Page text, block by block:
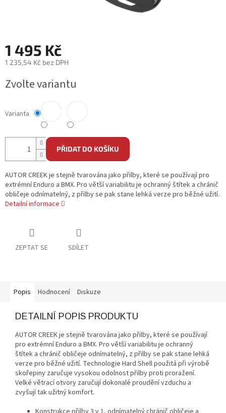
1 495 Kč
1 235,54 Kč bez DPH
cena:
Zvolte variantu
Varianta
PŘIDAT DO KOŠÍKU
AUTOR CREEK je stejně tvarována jako přilby, které se používají pro
extrémní Enduro a BMX. Pro větší variabilitu je ochranný štítek a chránič
obličeje odnímatelný, z přilby se pak stane lehká verze pro běžné užití.
Detailní informace
ZEPTAT SE SDÍLET
Popis Hodnocení Diskuze
DETAILNÍ POPIS PRODUKTU
AUTOR CREEK je stejně tvarována jako přilby, které se používají
pro extrémní Enduro a BMX. Pro větší variabilitu je ochranný
štítek a chránič obličeje odnímatelný, z přilby se pak stane lehká
verze pro běžné užití. Technologie Hard Shell použitá při výrobě
skořepiny zaručuje vysokou odolnost přilby proti proražení.
Velké větrací otvory zaručují dokonalé proudění vzduchu a
zvyšují tak užitný komfort.